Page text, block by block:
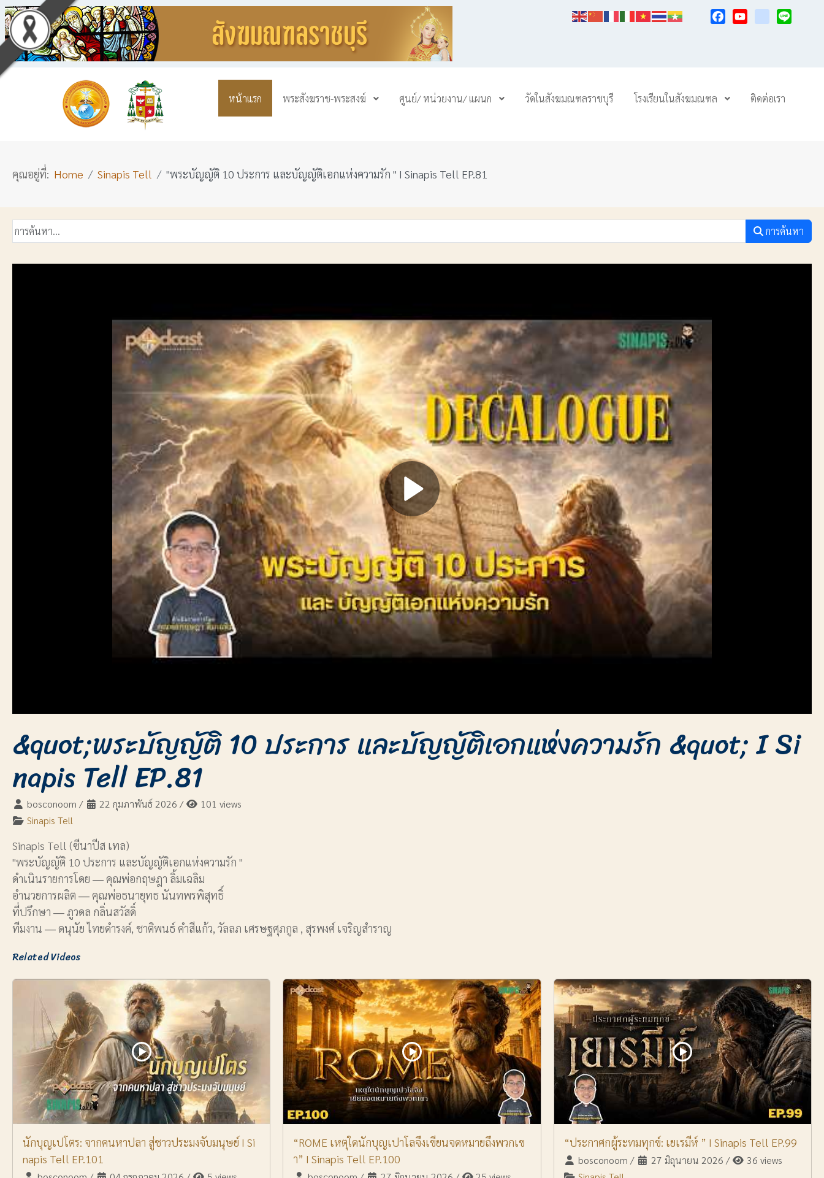
หน้าแรก พระสังฆราช-พระสงฆ์ ศูนย์/ หน่วยงาน/ แผนก วัดในสังฆมณฑลราชบุรี โรงเรียนในสังฆมณฑล ติดต่อเรา
คุณอยู่ที่: Home Sinapis Tell "พระบัญญัติ 10 ประการ และบัญญัติเอกแห่งความรัก " I Sinapis Tell EP.81
การค้นหา
&quot;พระบัญญัติ 10 ประการ และบัญญัติเอกแห่งความรัก &quot; I Si
napis Tell EP.81
bosconoom / 22 กุมภาพันธ์ 2026 /
101 views
Sinapis Tell
Sinapis Tell (ซีนาปีส เทล)
"พระบัญญัติ 10 ประการ และบัญญัติเอกแห่งความรัก "
ดำเนินรายการโดย ― คุณพ่อกฤษฎา ลิ้มเฉลิม
อำนวยการผลิต ― คุณพ่อธนายุทธ นันทพรพิสุทธิ์
ที่ปรึกษา ― ภูวดล กลิ่นสวัสดิ์
ทีมงาน ― ดนุนัย ไทยดำรงค์, ชาติพนธ์ คำสีแก้ว, วัลลภ เศรษฐศุภกูล , สุรพงศ์ เจริญสำราญ
Related Videos
นักบุญเปโตร: จากคนหาปลา สู่ชาวประมงจับมนุษย์ I Si
napis Tell EP.101
“ROME เหตุใดนักบุญเปาโลจึงเขียนจดหมายถึงพวกเข
า” I Sinapis Tell EP.100
“ประกาศกผู้ระทมทุกข์: เยเรมีห์ ” I Sinapis Tell EP.99
bosconoom / 27 มิถุนายน 2026 /
36 views